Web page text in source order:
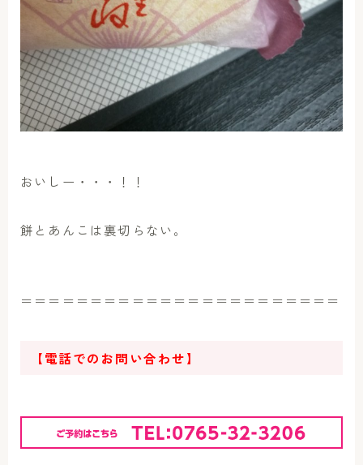
おいしー・・・！！
餅とあんこは裏切らない。
＝＝＝＝＝＝＝＝＝＝＝＝＝＝＝＝＝＝＝＝＝＝＝
【電話でのお問い合わせ】